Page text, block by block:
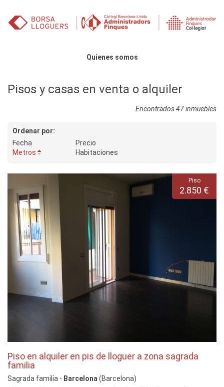
Quienes somos
Pisos y casas en venta o alquiler
Encontrados 47 inmuebles
Ordenar por:
Fecha
Precio
Metros
Habitaciones
Piso
2.850 €
Piso en alquiler en pis de lloguer a zona sagrada
familia
Sagrada familia - Barcelona (Barcelona)